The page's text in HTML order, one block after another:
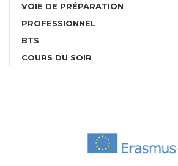
VOIE DE PRÉPARATION
PROFESSIONNEL
BTS
COURS DU SOIR